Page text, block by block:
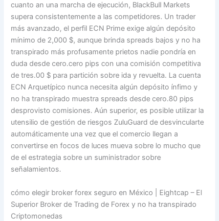
cuanto an una marcha de ejecución, BlackBull Markets
supera consistentemente a las competidores. Un trader
más avanzado, el perfil ECN Prime exige algún depósito
mínimo de 2,000 $, aunque brinda spreads bajos y no ha
transpirado más profusamente prietos nadie pondrí­a en
duda desde cero.cero pips con una comisión competitiva
de tres.00 $ para partición sobre ida y revuelta. La cuenta
ECN Arquetípico nunca necesita algún depósito ínfimo y
no ha transpirado muestra spreads desde cero.80 pips
desprovisto comisiones. Aún superior, es posible utilizar la
utensilio de gestión de riesgos ZuluGuard de desvincularte
automáticamente una vez que el comercio llegan a
convertirse en focos de luces mueva sobre lo mucho que
de el estrategia sobre un suministrador sobre
señalamientos.
cómo elegir broker forex seguro en México | Eightcap – El
Superior Broker de Trading de Forex y no ha transpirado
Criptomonedas